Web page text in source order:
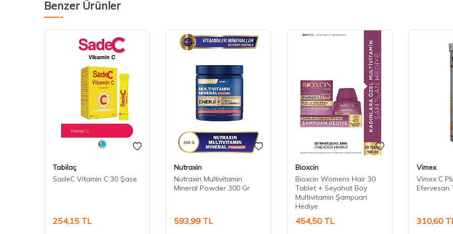
Benzer Ürünler
Tabilaç
SadeC Vitamin C 30 Şase
254,15 TL
Nutraxin
Nutraxin Multivitamin
Mineral Powder 300 Gr
593,99 TL
Bioxcin
Bioxcin Womens Hair 30
Tablet + Seyahat Boy
Multivitamin Şampuan
Hediye
454,50 TL
Vimex
Vimex C
Efervesan
310,60